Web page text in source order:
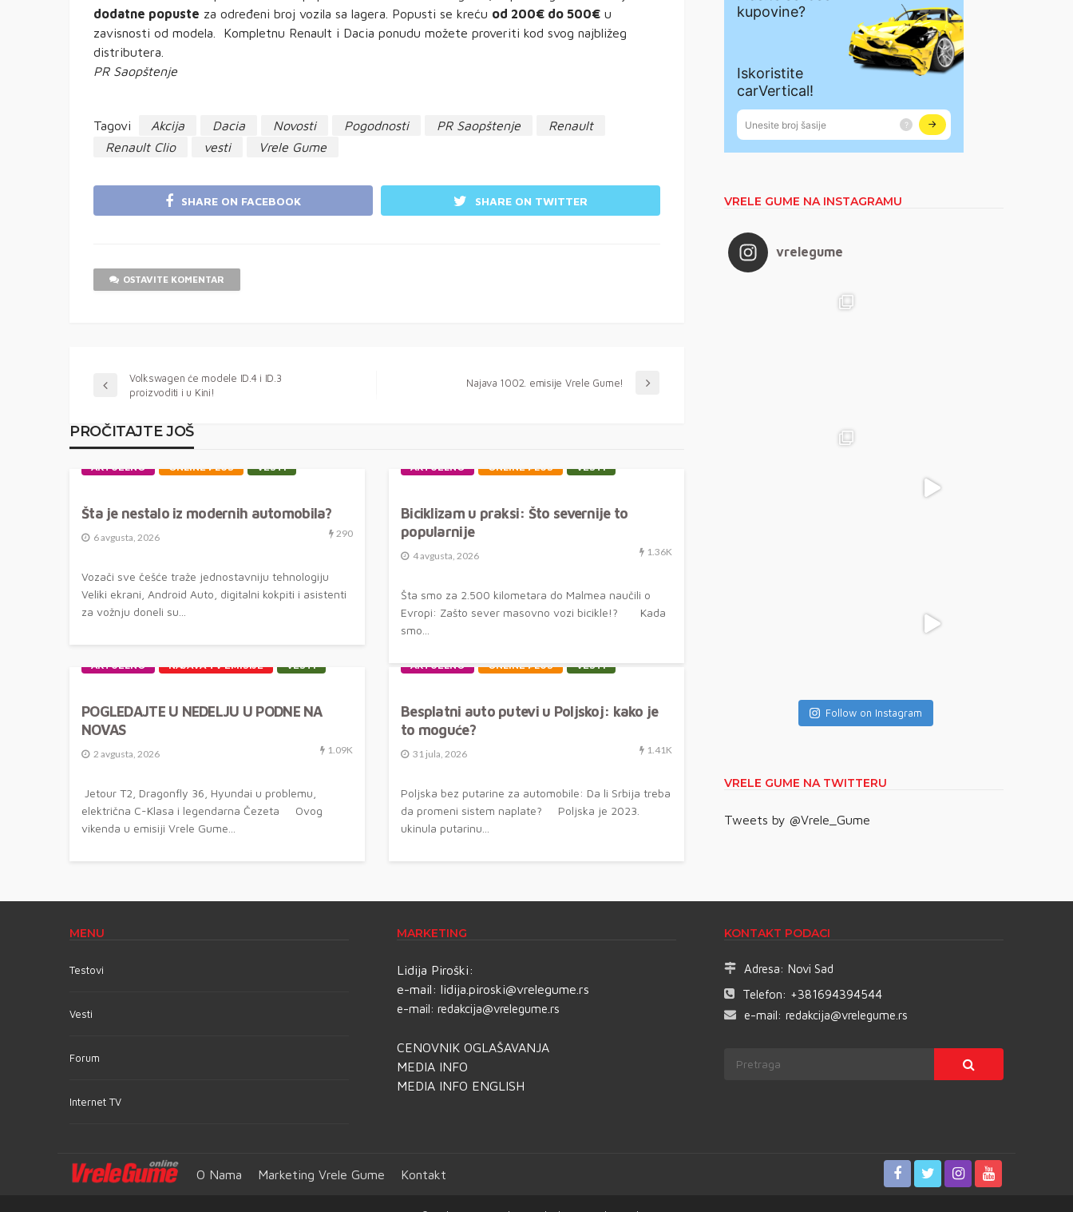
dodatne popuste za određeni broj vozila sa lagera. Popusti se kreću od 200€ do 500€ u
zavisnosti od modela. Kompletnu Renault i Dacia ponudu možete proveriti kod svog najbližeg
distributera.
PR Saopštenje
Tagovi Akcija Dacia Novosti Pogodnosti PR Saopštenje
Renault
Renault Clio
vesti Vrele Gume
SHARE ON FACEBOOK SHARE ON TWITTER
OSTAVITE KOMENTAR
Volkswagen će modele ID.4 i ID.3
proizvoditi i u Kini!
Najava 1002. emisije Vrele Gume!
PROČITAJTE JOŠ
AKTUELNO ONLINE PLUS VESTI
Šta je nestalo iz modernih automobila?
6 avgusta, 2026 290
Vozači sve češće traže jednostavniju tehnologiju
Veliki ekrani, Android Auto, digitalni kokpiti i asistenti
za vožnju doneli su...
AKTUELNO ONLINE PLUS VESTI
Biciklizam u praksi: Što severnije to
popularnije
4 avgusta, 2026 1.36K
Šta smo za 2.500 kilometara do Malmea naučili o
Evropi: Zašto sever masovno vozi bicikle!? Kada
smo...
AKTUELNO NAJAVA TV EMISIJE VESTI
POGLEDAJTE U NEDELJU U PODNE NA
NOVAS
2 avgusta, 2026 1.09K
Jetour T2, Dragonfly 36, Hyundai u problemu,
električna C-Klasa i legendarna Čezeta Ovog
vikenda u emisiji Vrele Gume...
AKTUELNO ONLINE PLUS VESTI
Besplatni auto putevi u Poljskoj: kako je
to moguće?
31 jula, 2026 1.41K
Poljska bez putarine za automobile: Da li Srbija treba
da promeni sistem naplate? Poljska je 2023.
ukinula putarinu...
VRELE GUME NA INSTAGRAMU
vrelegume
Follow on Instagram
VRELE GUME NA TWITTERU
Tweets by @Vrele_Gume
MENU
Testovi
Vesti
Forum
Internet TV
MARKETING
Lidija Piroški:
e-mail: lidija.piroski@vrelegume.rs
e-mail: redakcija@vrelegume.rs
CENOVNIK OGLAŠAVANJA
MEDIA INFO
MEDIA INFO ENGLISH
KONTAKT PODACI
Adresa: Novi Sad
Telefon: +381694394544
e-mail: redakcija@vrelegume.rs
O Nama Marketing Vrele Gume Kontakt